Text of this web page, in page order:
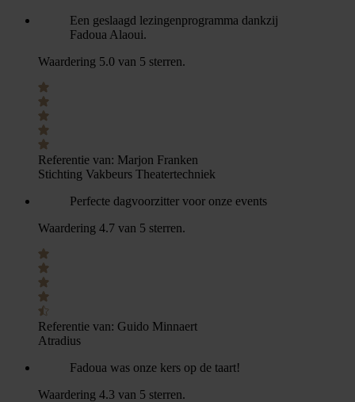
Een geslaagd lezingenprogramma dankzij
Fadoua Alaoui.
Waardering 5.0 van 5 sterren.
Referentie van: Marjon Franken
Stichting Vakbeurs Theatertechniek
Perfecte dagvoorzitter voor onze events
Waardering 4.7 van 5 sterren.
Referentie van: Guido Minnaert
Atradius
Fadoua was onze kers op de taart!
Waardering 4.3 van 5 sterren.